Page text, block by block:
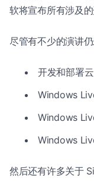
软将宣布所有涉及
尽管有不少的演讲
开发和部署
Windows
Windows
Windows
然后还有许多关于